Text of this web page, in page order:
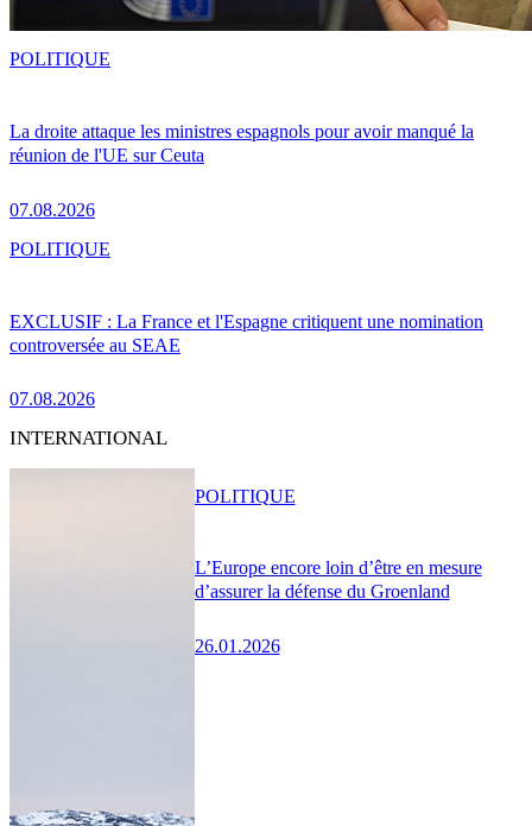
La droite attaque les ministres espagnols pour avoir manqué la
réunion de l'UE sur Ceuta
07.08.2026
POLITIQUE
EXCLUSIF : La France et l'Espagne critiquent une nomination
controversée au SEAE
07.08.2026
POLITIQUE
INTERNATIONAL
L’Europe encore loin d’être en mesure
d’assurer la défense du Groenland
26.01.2026
POLITIQUE